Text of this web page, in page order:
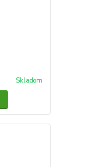
Skladom